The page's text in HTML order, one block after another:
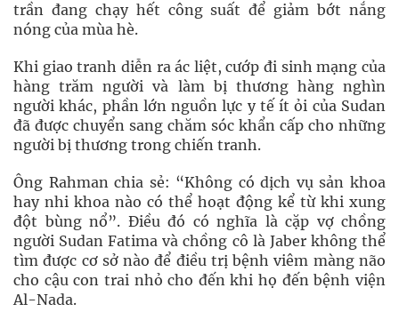
trần đang chạy hết công suất để giảm bớt nắng
nóng của mùa hè.
Khi giao tranh diễn ra ác liệt, cướp đi sinh mạng của
hàng trăm người và làm bị thương hàng nghìn
người khác, phần lớn nguồn lực y tế ít ỏi của Sudan
đã được chuyển sang chăm sóc khẩn cấp cho những
người bị thương trong chiến tranh.
Ông Rahman chia sẻ: “Không có dịch vụ sản khoa
hay nhi khoa nào có thể hoạt động kể từ khi xung
đột bùng nổ”. Điều đó có nghĩa là cặp vợ chồng
người Sudan Fatima và chồng cô là Jaber không thể
tìm được cơ sở nào để điều trị bệnh viêm màng não
cho cậu con trai nhỏ cho đến khi họ đến bệnh viện
Al-Nada.